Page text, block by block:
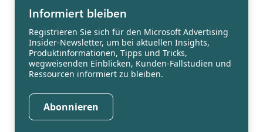
Informiert bleiben
Registrieren Sie sich für den Microsoft Advertising
Insider-Newsletter, um bei aktuellen Insights,
Produktinformationen, Tipps und Tricks,
wegweisenden Einblicken, Kunden-Fallstudien und
Ressourcen informiert zu bleiben.
Abonnieren